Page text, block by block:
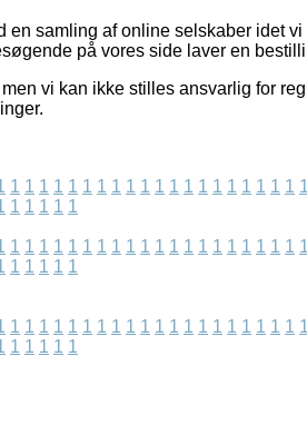
en samling af online selskaber idet
på vores side laver en
vi kan ikke stilles ansvarlig for
1 1 1 1 1 1 1 1 1 1 1 1 1 1 1 1 1 1 1 1 1
1 1 1 1 1
1 1 1 1 1 1 1 1 1 1 1 1 1 1 1 1 1 1 1 1 1
1 1 1 1 1
1 1 1 1 1 1 1 1 1 1 1 1 1 1 1 1 1 1 1 1 1
1 1 1 1 1